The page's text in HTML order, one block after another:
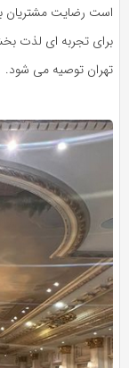
است رضایت مشتریان
برای تجربه‌ ای لذت‌
تهران توصیه می‌ شود.